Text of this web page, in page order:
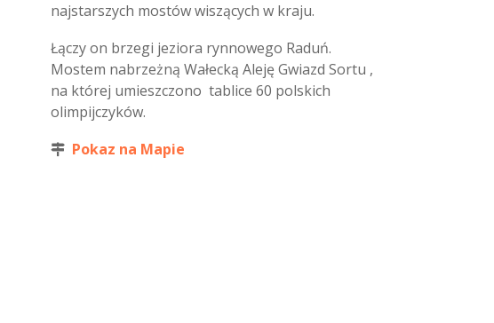
najstarszych mostów wiszących w kraju.
Łączy on brzegi jeziora rynnowego Raduń.
Mostem nabrzeżną Wałecką Aleję Gwiazd Sortu ,
na której umieszczono tablice 60 polskich
olimpijczyków.
Pokaz na Mapie